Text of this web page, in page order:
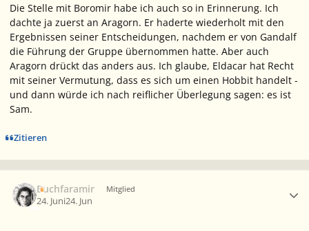
Die Stelle mit Boromir habe ich auch so in Erinnerung. Ich
dachte ja zuerst an Aragorn. Er haderte wiederholt mit den
Ergebnissen seiner Entscheidungen, nachdem er von Gandalf
die Führung der Gruppe übernommen hatte. Aber auch
Aragorn drückt das anders aus. Ich glaube, Eldacar hat Recht
mit seiner Vermutung, dass es sich um einen Hobbit handelt -
und dann würde ich nach reiflicher Überlegung sagen: es ist
Sam.
Zitieren
Buchfaramir Mitglied
24. Juni24. Jun